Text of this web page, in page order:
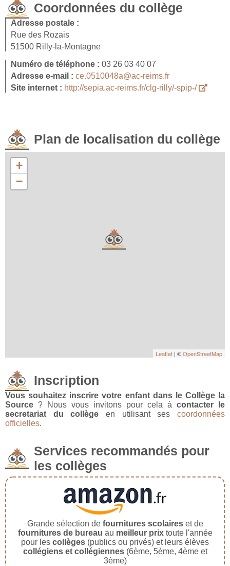
Coordonnées du collège
Adresse postale :
Rue des Rozais
51500 Rilly-la-Montagne
Numéro de téléphone : 03 26 03 40 07
Adresse e-mail : ce.0510048a@ac-reims.fr
Site internet : http://sepia.ac-reims.fr/clg-rilly/-spip-/
Plan de localisation du collège
+
−
Leaflet | ©OpenStreetMap
Inscription
Vous souhaitez inscrire votre enfant dans le Collège la
Source ? Nous vous invitons pour cela à contacter le
secretariat du collège en utilisant sescoordonnées
officielles.
Services recommandés pour
les collèges
Grande sélection de fournitures scolaireset de
fournitures de bureau au meilleur prixtoute l'année
pour les collèges (publics ou privés) et leurs élèves
collégiens et collégiennes(6ème, 5ème, 4ème et
3ème)